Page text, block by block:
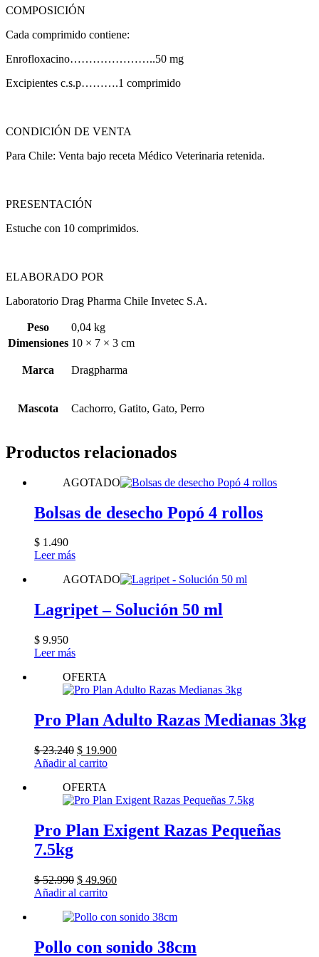
COMPOSICIÓN
Cada comprimido contiene:
Enrofloxacino…………………..50 mg
Excipientes c.s.p……….1 comprimido
CONDICIÓN DE VENTA
Para Chile: Venta bajo receta Médico Veterinaria retenida.
PRESENTACIÓN
Estuche con 10 comprimidos.
ELABORADO POR
Laboratorio Drag Pharma Chile Invetec S.A.
Peso
0,04 kg
Dimensiones 10 × 7 × 3 cm
Marca Dragpharma
Mascota Cachorro, Gatito, Gato, Perro
Productos relacionados
AGOTADO
Bolsas de desecho Popó 4 rollos
$ 1.490
Leer más
AGOTADO
Lagripet – Solución 50 ml
$ 9.950
Leer más
OFERTA
Pro Plan Adulto Razas Medianas 3kg
$23.240 El
precio
era:
$ 23.240.
$ 19.900El
$ 19.900.
Añadir al carrito
OFERTA
Pro Plan Exigent Razas Pequeñas
7.5kg
$52.990 El
precio
era:
$ 49.960El
es:
Añadir al carrito
Pollo con sonido 38cm